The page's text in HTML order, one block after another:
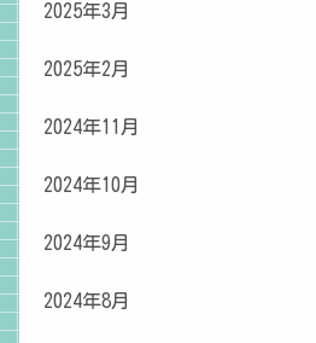
2025年3月
2025年2月
2024年11月
2024年10月
2024年9月
2024年8月